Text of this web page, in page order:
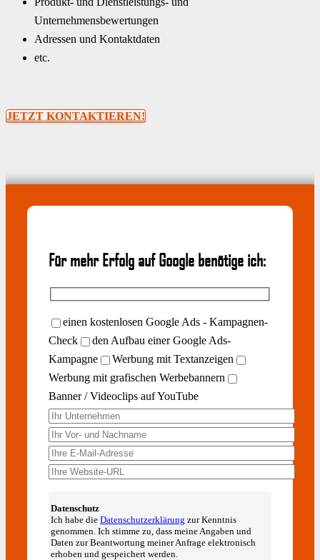
Unternehmensbewertungen
Adressen und Kontaktdaten
etc.
JETZT KONTAKTIEREN!
Für mehr Erfolg auf Google benötige ich:
einen kostenlosen Google Ads - Kampagnen-
Check
den Aufbau einer Google Ads-
Kampagne
Werbung mit Textanzeigen
Werbung mit grafischen Werbebannern
Banner / Videoclips auf YouTube
Datenschutz
Ich habe dieDatenschutzerklärung zur Kenntnis
genommen. Ich stimme zu, dass meine Angaben und
Daten zur Beantwortung meiner Anfrage elektronisch
erhoben und gespeichert werden.